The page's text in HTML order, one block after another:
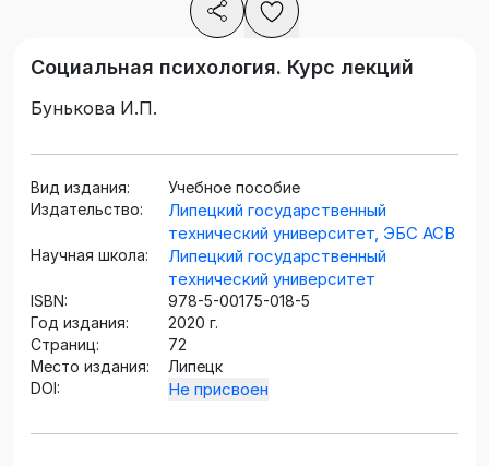
Социальная психология. Курс лекций
Бунькова И.П.
Вид издания:
Учебное пособие
Издательство:
Липецкий государственный
технический университет, ЭБС АСВ
Научная школа:
Липецкий государственный
технический университет
ISBN:
978-5-00175-018-5
Год издания:
2020 г.
Страниц:
72
Место издания:
Липецк
DOI:
Не присвоен